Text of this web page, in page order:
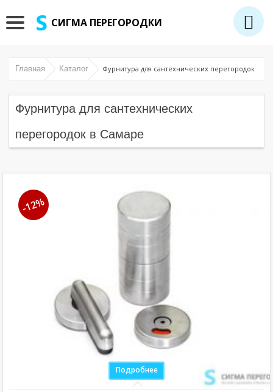
СИГМА ПЕРЕГОРОДКИ
Главная Каталог Фурнитура для сантехнических перегородок
Фурнитура для сантехнических
перегородок в Самаре
-12%
Подробнее